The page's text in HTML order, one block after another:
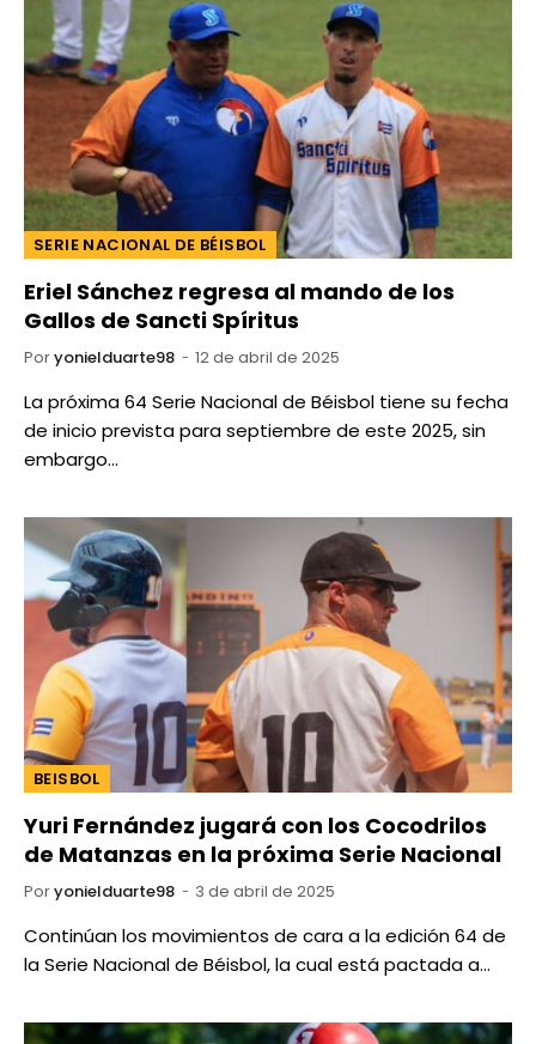
SERIE NACIONAL DE BÉISBOL
Eriel Sánchez regresa al mando de los
Gallos de Sancti Spíritus
Poryonielduarte98 12 de abril de 2025
La próxima 64 Serie Nacional de Béisbol tiene su fecha
de inicio prevista para septiembre de este 2025, sin
embargo…
BEISBOL
Yuri Fernández jugará con los Cocodrilos
de Matanzas en la próxima Serie Nacional
Poryonielduarte98 3 de abril de 2025
Continúan los movimientos de cara a la edición 64 de
la Serie Nacional de Béisbol, la cual está pactada a…